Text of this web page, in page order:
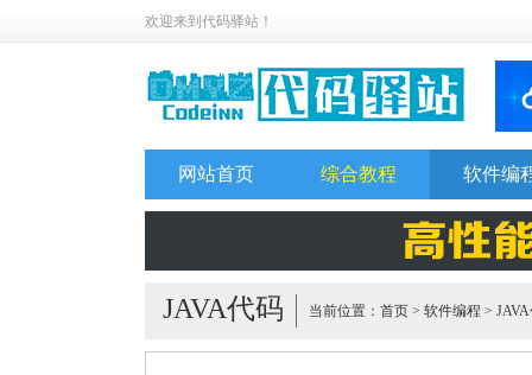
欢迎来到代码驿站！
网站首页 综合教程 软件编
JAVA代码 当前位置： 首页 > 软件编程 >